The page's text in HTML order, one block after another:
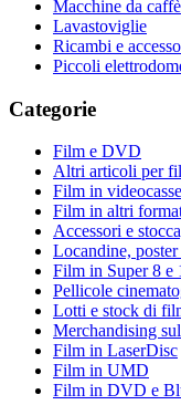
Macchine da caffè
Lavastoviglie
Ricambi e
Piccoli
Categorie
Film e DVD
Altri articoli per
Film in
Film in altri
Accessori e
Locandine,
Film in Super 8 e
Pellicole
Lotti e stock di
Merchandising
Film in LaserDisc
Film in UMD
Film in DVD e